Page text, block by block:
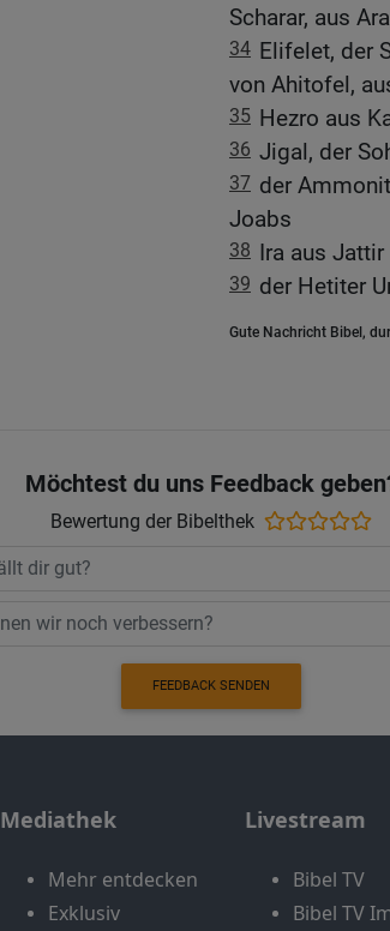
Scharar, aus
34 Elifelet, der
von Ahitofel,
35 Hezro aus
36 Jigal, der
37 der
Joabs
38 Ira aus
39 der Hetiter
Gute Nachricht Bibel,
Möchtest du uns Feedback
Bewertung der Bibelthek
FEEDBACK SENDEN
Mediathek
Mehr entdecken
Exklusiv
Livestream
Bibel TV
Bibel TV